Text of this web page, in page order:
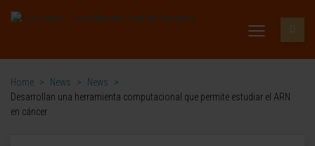
Home > News > News
>
Desarrollan una herramienta computacional que permite estudiar el ARN
en cáncer